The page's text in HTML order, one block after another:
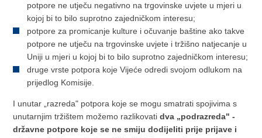
potpore ne utječu negativno na trgovinske uvjete u mjeri u
kojoj bi to bilo suprotno zajedničkom interesu;
potpore za promicanje kulture i očuvanje baštine ako takve
potpore ne utječu na trgovinske uvjete i tržišno natjecanje u
Uniji u mjeri u kojoj bi to bilo suprotno zajedničkom interesu;
druge vrste potpora koje Vijeće odredi svojom odlukom na
prijedlog Komisije.
I unutar „razreda" potpora koje se mogu smatrati spojivima s
unutarnjim tržištem možemo razlikovati dva „podrazreda" -
državne potpore koje se ne smiju dodijeliti prije prijave i